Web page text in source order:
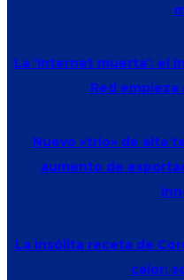
La ‘Internet muerta’: el
Red empieza
Nuevo «trío» de alta
aumento de
La insólita receta de
calor: